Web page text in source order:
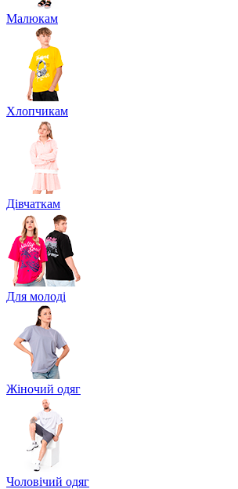
Малюкам
Хлопчикам
Дівчаткам
Для молоді
Жіночий одяг
Чоловічий одяг